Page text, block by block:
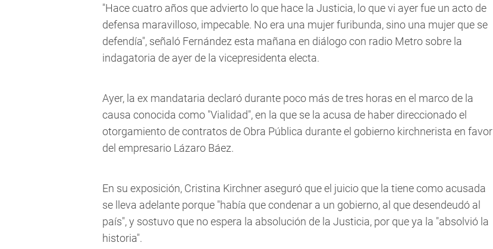
"Hace cuatro años que advierto lo que hace la Justicia, lo que vi ayer fue un acto de
defensa maravilloso, impecable. No era una mujer furibunda, sino una mujer que se
defendía", señaló Fernández esta mañana en diálogo con radio Metro sobre la
indagatoria de ayer de la vicepresidenta electa.
Ayer, la ex mandataria declaró durante poco más de tres horas en el marco de la
causa conocida como "Vialidad", en la que se la acusa de haber direccionado el
otorgamiento de contratos de Obra Pública durante el gobierno kirchnerista en favor
del empresario Lázaro Báez.
En su exposición, Cristina Kirchner aseguró que el juicio que la tiene como acusada
se lleva adelante porque "había que condenar a un gobierno, al que desendeudó al
país", y sostuvo que no espera la absolución de la Justicia, por que ya la "absolvió la
historia".